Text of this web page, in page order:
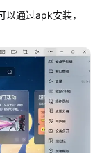
通过apk安装，